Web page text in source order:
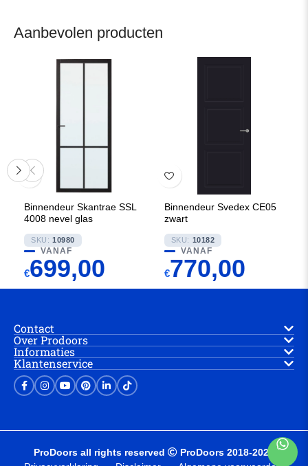
Aanbevolen producten
Binnendeur Skantrae SSL
4008 nevel glas
SKU: 10980
VANAF
€699,00
Binnendeur Svedex CE05
zwart
SKU: 10182
VANAF
€770,00
Contact
Over Prodoors
Informaties
Klantenservice
ProDoors all rights reserved
ProDoors 2018-2025